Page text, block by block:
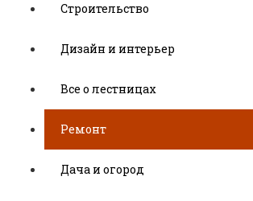
Строительство
Дизайн и интерьер
Все о лестницах
Ремонт
Дача и огород